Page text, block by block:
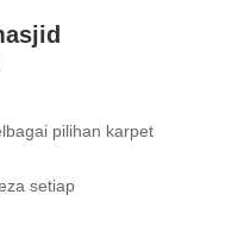
pilihan karpet
setiap